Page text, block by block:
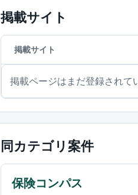
掲載サイト
掲載サイト
掲載ページはまだ登録されて
同カテゴリ案件
保険コンパス